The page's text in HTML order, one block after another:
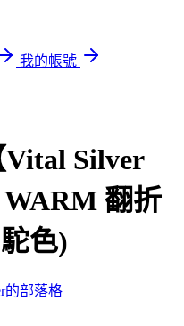
我的帳號
Silver
翻折
色)
的部落格